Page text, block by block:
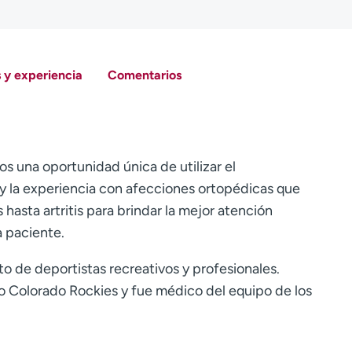
experiencia Comentarios
una oportunidad única de utilizar el
experiencia con afecciones ortopédicas que
artritis para brindar la mejor atención
paciente.
de deportistas recreativos y profesionales.
Rockies y fue médico del equipo de los